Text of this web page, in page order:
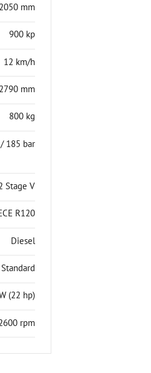
mm
900 kp
12 km/h
2790 mm
800 kg
185 bar
Stage V
R120
Diesel
Standard
(22 hp)
rpm